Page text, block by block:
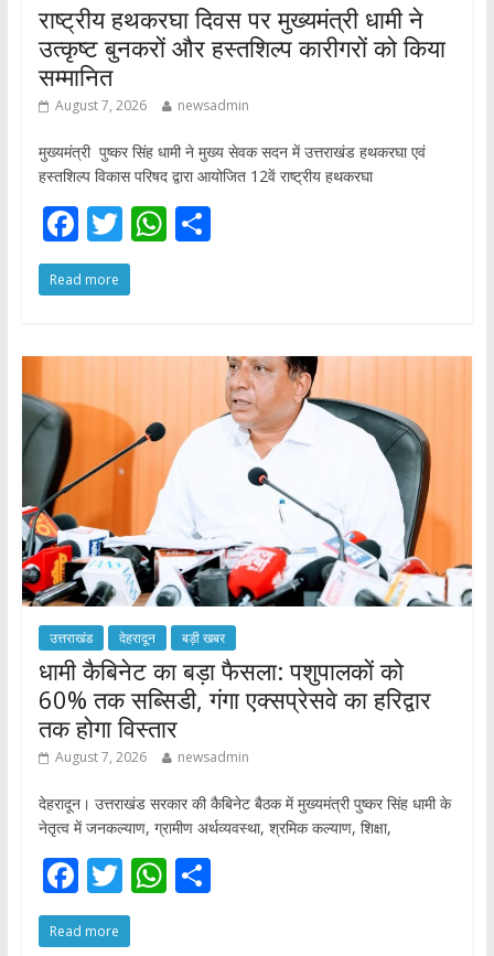
राष्ट्रीय हथकरघा दिवस पर मुख्यमंत्री धामी ने
उत्कृष्ट बुनकरों और हस्तशिल्प कारीगरों को किया
सम्मानित
August 7, 2026 newsadmin
मुख्यमंत्री पुष्कर सिंह धामी ने मुख्य सेवक सदन में उत्तराखंड हथकरघा एवं
हस्तशिल्प विकास परिषद द्वारा आयोजित 12वें राष्ट्रीय हथकरघा
F
ac
e
o
o
T
w
itt
W
A
p
S
Read more
उत्तराखंड देहरादून बड़ी खबर
​धामी कैबिनेट का बड़ा फैसला: पशुपालकों को
60% तक सब्सिडी, गंगा एक्सप्रेसवे का हरिद्वार
तक होगा विस्तार
August 7, 2026 newsadmin
देहरादून। उत्तराखंड सरकार की कैबिनेट बैठक में मुख्यमंत्री पुष्कर सिंह धामी के
नेतृत्व में जनकल्याण, ग्रामीण अर्थव्यवस्था, श्रमिक कल्याण, शिक्षा,
F
ac
e
T
w
itt
W S
Read more